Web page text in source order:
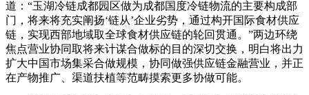
道：“玉湖冷链成都园区做为成都国度冷链物流的主要构成部
门，将来将充实阐扬‘链从’企业劣势，通过构开国际食材供应
链，实现西部地域取全球食材供应链的轮回贯通。”两边环绕
焦点营业协同取将来计谋合做标的目的深切交换，明白将出力
扩大中国市场集采合做规模，协同做强供应链金融营业，并正
在产物推广、渠道扶植等范畴摸索更多协做可能。